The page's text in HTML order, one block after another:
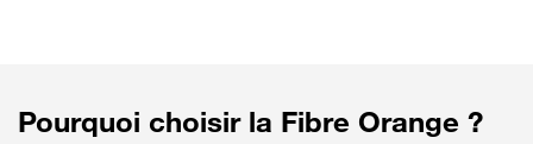
Pourquoi choisir la Fibre Orange ?